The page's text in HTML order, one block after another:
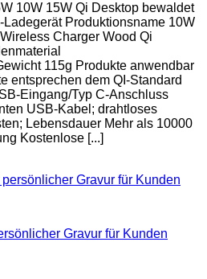
10W 15W Qi Desktop bewaldet
Produktionsname 10W
Charger Wood Qi
115g Produkte anwendbar
entsprechen dem QI-Standard
Eingang/Typ C-Anschluss
USB-Kabel; drahtloses
Lebensdauer Mehr als 10000
Kostenlose [...]
Gravur für Kunden